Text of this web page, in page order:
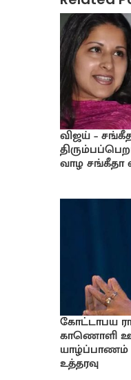
விஜய் –
வாழ சங்கீதா
கோட்டாபய
காணொளி
யாழ்ப்பாணம்
உத்தரவு